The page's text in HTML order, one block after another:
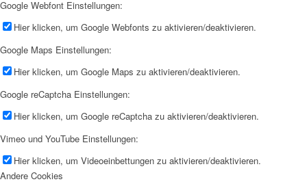
Google Webfont Einstellungen:
Hier klicken, um Google Webfonts zu aktivieren/deaktivieren.
Google Maps Einstellungen:
Hier klicken, um Google Maps zu aktivieren/deaktivieren.
Google reCaptcha Einstellungen:
Hier klicken, um Google reCaptcha zu aktivieren/deaktivieren.
Vimeo und YouTube Einstellungen:
Hier klicken, um Videoeinbettungen zu aktivieren/deaktivieren.
Andere Cookies